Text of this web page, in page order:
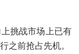
挑战市场上已有
之前抢占先机。